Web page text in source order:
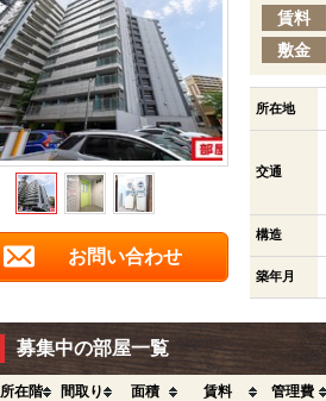
お問い合わせ
賃料
敷金
所在地
交通
構造
築年月
募集中の部屋一覧
所在階 間取り 面積 賃料 管理費